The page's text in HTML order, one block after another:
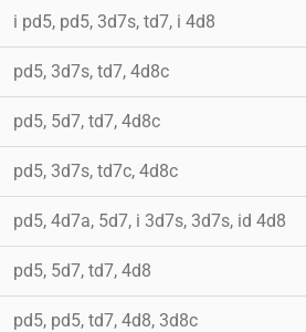
i pd5, pd5, 3d7s, td7, i 4d8
pd5, 3d7s, td7, 4d8c
pd5, 5d7, td7, 4d8c
pd5, 3d7s, td7c, 4d8c
pd5, 4d7a, 5d7, i 3d7s, 3d7s, id 4d8
pd5, 5d7, td7, 4d8
pd5, pd5, td7, 4d8, 3d8c